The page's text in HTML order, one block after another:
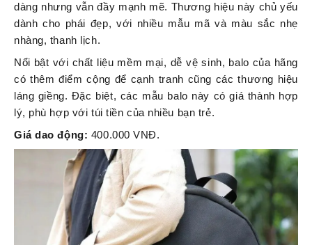
dàng nhưng vẫn đầy mạnh mẽ. Thương hiệu này chủ yếu
dành cho phái đẹp, với nhiều mẫu mã và màu sắc nhẹ
nhàng, thanh lịch.
Nổi bật với chất liệu mềm mại, dễ vệ sinh, balo của hãng
có thêm điểm cộng để cạnh tranh cũng các thương hiệu
láng giềng. Đặc biệt, các mẫu balo này có giá thành hợp
lý, phù hợp với túi tiền của nhiều bạn trẻ.
Giá dao động: 400.000 VNĐ.